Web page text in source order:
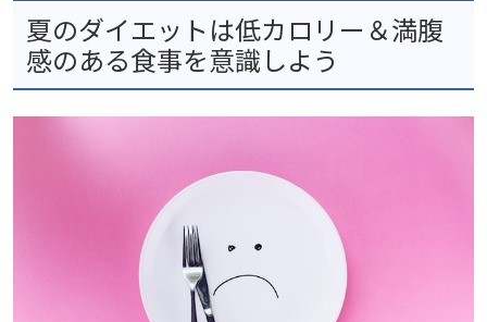
夏のダイエットは低カロリー＆満腹
感のある食事を意識しよう